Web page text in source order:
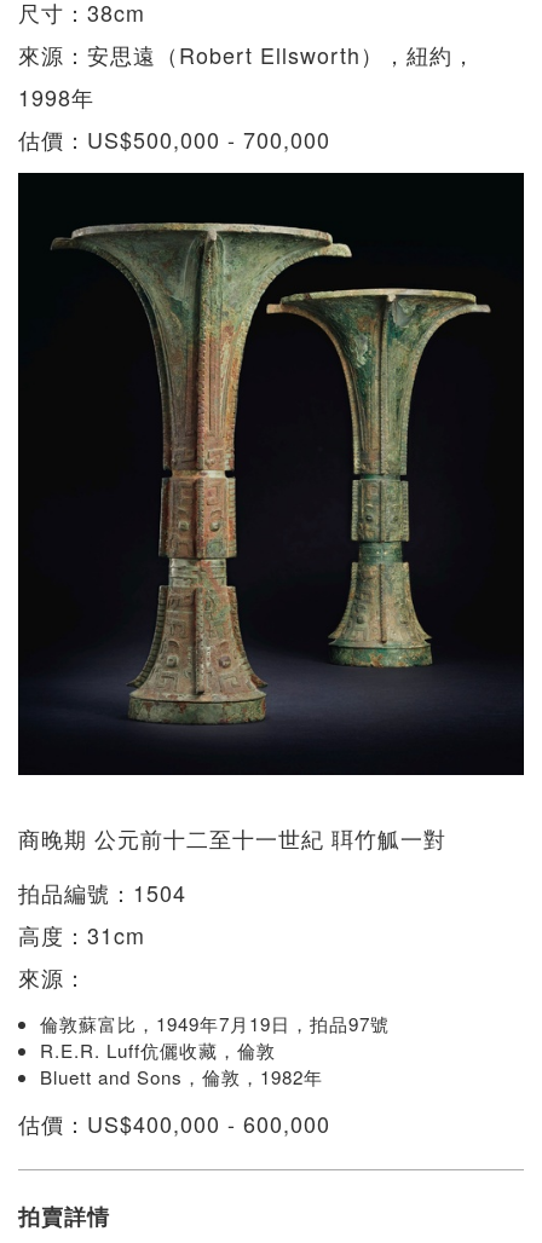
尺寸：38cm
來源：安思遠（Robert Ellsworth），紐約，
1998年
估價：US$500,000 - 700,000
商晚期 公元前十二至十一世紀 聑竹觚一對
拍品編號：1504
高度：31cm
來源：
倫敦蘇富比，1949年7月19日，拍品97號
R.E.R. Luff伉儷收藏，倫敦
Bluett and Sons，倫敦，1982年
估價：US$400,000 - 600,000
拍賣詳情